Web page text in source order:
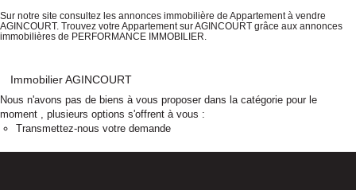
Sur notre site consultez les annonces immobilière de Appartement à vendre
AGINCOURT. Trouvez votre Appartement sur AGINCOURT grâce aux annonces
immobilières de PERFORMANCE IMMOBILIER.
Immobilier AGINCOURT
Nous n'avons pas de biens à vous proposer dans la catégorie pour le
moment , plusieurs options s'offrent à vous :
Transmettez-nous votre demande